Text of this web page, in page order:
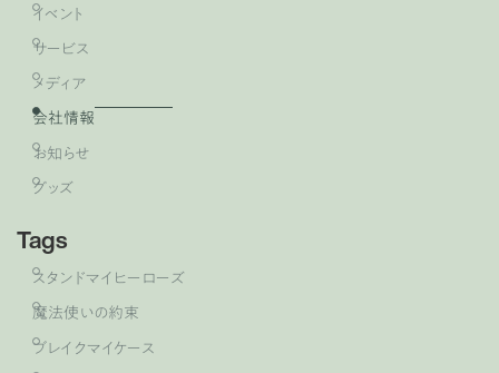
イベント
サービス
メディア
会社情報
お知らせ
グッズ
Tags
スタンドマイヒーローズ
魔法使いの約束
ブレイクマイケース